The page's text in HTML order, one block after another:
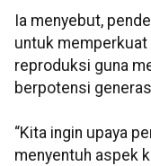
Ia menyebut,
untuk
reproduksi guna
berpotensi
“Kita ingin upaya
menyentuh aspek